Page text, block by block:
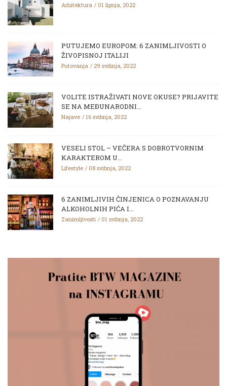
Arhitektura 01 lipnja, 2022
PUTUJEMO EUROPOM: 6 ZANIMLJIVOSTI O
ŽIVOPISNOJ ITALIJI
Putovanja 29 svibnja, 2022
VOLITE ISTRAŽIVATI NOVE OKUSE? PRIJAVITE
SE NA MEĐUNARODNI...
Najave 16 svibnja, 2022
VESELI STOL – VEČERA S DOBROTVORNIM
KARAKTEROM U...
Lifestyle 08 svibnja, 2022
6 ZANIMLJIVIH ČINJENICA O POZNAVANJU
ALKOHOLNIH PIĆA I...
Zanimljivosti 01 svibnja, 2022